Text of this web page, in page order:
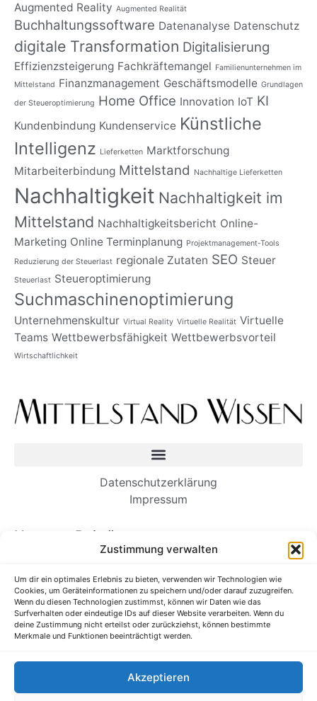
Zustimmung verwalten
Um dir ein optimales Erlebnis zu bieten, verwenden wir Technologien wie
Cookies, um Geräteinformationen zu speichern und/oder darauf zuzugreifen.
Wenn du diesen Technologien zustimmst, können wir Daten wie das
Surfverhalten oder eindeutige IDs auf dieser Website verarbeiten. Wenn du
deine Zustimmung nicht erteilst oder zurückziehst, können bestimmte
Merkmale und Funktionen beeinträchtigt werden.
Akzeptieren
Augmented Reality Augmented Realität
Buchhaltungssoftware Datenanalyse Datenschutz
digitale Transformation Digitalisierung
Effizienzsteigerung Fachkräftemangel Familienunternehmen im
Mittelstand Finanzmanagement Geschäftsmodelle Grundlagen
der Steueroptimierung Home Office Innovation IoT KI
Kundenbindung Kundenservice Künstliche
Intelligenz Lieferketten Marktforschung
Mitarbeiterbindung Mittelstand Nachhaltige Lieferketten
Nachhaltigkeit Nachhaltigkeit im
Mittelstand Nachhaltigkeitsbericht Online-
Marketing Online Terminplanung Projektmanagement-Tools
Reduzierung der Steuerlast regionale Zutaten SEO Steuer
Steuerlast Steueroptimierung
Suchmaschinenoptimierung
Unternehmenskultur Virtual Reality Virtuelle Realität Virtuelle
Teams Wettbewerbsfähigkeit Wettbewerbsvorteil
Wirtschaftlichkeit
Datenschutzerklärung
Impressum
Neueste Beiträge
Unternehmen aufbauen
Es ist Zeit, unsere Kommunikation am
Arbeitsplatz zu straffen
Verborgene Talente im Ausbildungssystem
Forschung: Wenn zusätzliche Anstrengungen Sie
in Ihrem Job schlechter machen